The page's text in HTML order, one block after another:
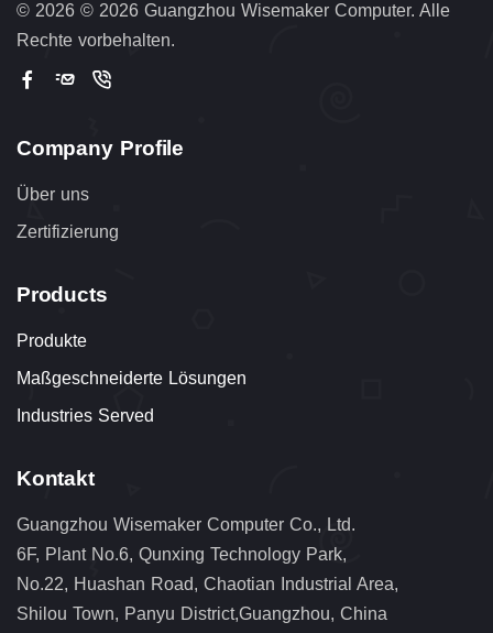
© 2026 © 2026 Guangzhou Wisemaker Computer. Alle
Rechte vorbehalten.
Company Profile
Über uns
Zertifizierung
Products
Produkte
Maßgeschneiderte Lösungen
Industries Served
Kontakt
Guangzhou Wisemaker Computer Co., Ltd.
6F, Plant No.6, Qunxing Technology Park,
No.22, Huashan Road, Chaotian Industrial Area,
Shilou Town, Panyu District,Guangzhou, China